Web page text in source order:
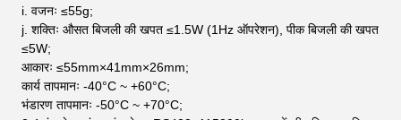
i. वजनः ≤55g;
j. शक्तिः औसत बिजली की खपत ≤1.5W (1Hz ऑपरेशन), पीक बिजली की खपत
≤5W;
आकारः ≤55mm×41mm×26mm;
कार्य तापमानः -40°C ~ +60°C;
भंडारण तापमानः -50°C ~ +70°C;